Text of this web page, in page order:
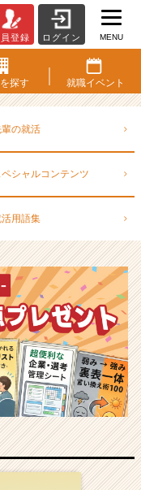
登録 ログイン MENU
探す 就職イベント
の就活
ペシャルコンテンツ
用語集